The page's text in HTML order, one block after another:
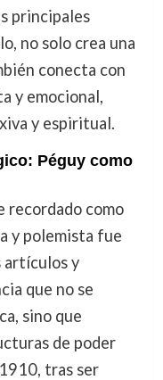
principales
no solo crea una
conecta con
y emocional,
y espiritual.
Péguy como
recordado como
y polemista fue
artículos y
que no se
sino que
de poder
tras ser